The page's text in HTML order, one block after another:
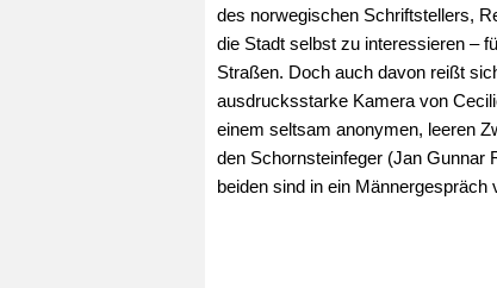
des norwegischen Schriftstellers,
die Stadt selbst zu interessieren –
Straßen. Doch auch davon reißt
ausdrucksstarke Kamera von
einem seltsam anonymen, leeren
den Schornsteinfeger (Jan Gunnar
beiden sind in ein Männergespräch